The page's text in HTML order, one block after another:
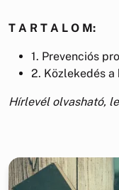
T A R T A L O M:
1. Prevenciós
2. Közlekedés a
Hírlevél olvasható,